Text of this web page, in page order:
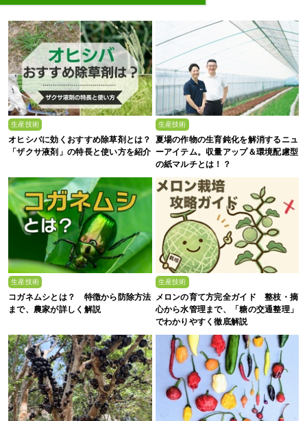
生産技術
オヒシバに効くおすすめ除草剤とは？
「ザクサ液剤」の特長と使い方を紹介
生産技術
夏場の作物の生育鈍化を解消するニュ
ーアイテム。収量アップ＆環境配慮型
の紙マルチとは！？
生産技術
コガネムシとは？ 特徴から防除方法
まで、農家が詳しく解説
生産技術
メロンの育て方完全ガイド 整枝・摘
心から水管理まで、「糖の交通整理」
でわかりやすく徹底解説